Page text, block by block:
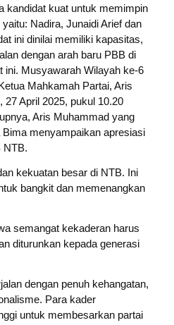
kandidat kuat untuk memimpin
Nadira, Junaidi Arief dan
ini dinilai memiliki kapasitas,
dengan arah baru PBB di
ini. Musyawarah Wilayah ke-6
Mahkamah Partai, Aris
April 2025, pukul 10.20
Aris Muhammad yang
menyampaikan apresiasi
NTB.
kekuatan besar di NTB. Ini
bangkit dan memenangkan
semangat kekaderan harus
diturunkan kepada generasi
dengan penuh kehangatan,
Para kader
untuk membesarkan partai